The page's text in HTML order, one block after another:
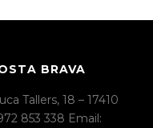
BRAVA
Tallers, 18 – 17410
853 338 Email: